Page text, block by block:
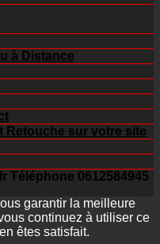
à Distance
Retouche sur votre site
Téléphone 0612584945
garantir la meilleure
continuez à utiliser ce
êtes satisfait.